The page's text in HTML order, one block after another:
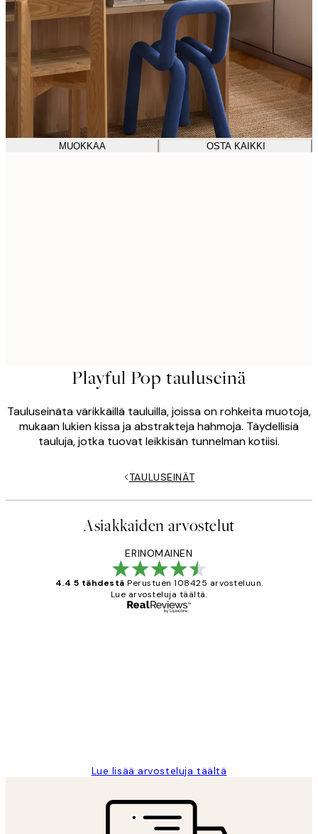
MUOKKAA OSTA KAIKKI
Playful Pop tauluseinä
Tauluseinäta värikkäillä tauluilla, joissa on rohkeita muotoja,
mukaan lukien kissa ja abstrakteja hahmoja. Täydellisiä
tauluja, jotka tuovat leikkisän tunnelman kotiisi.
TAULUSEINÄT
Asiakkaiden arvostelut
ERINOMAINEN
4.4 5 tähdestä Perustuen 108425 arvosteluun.
Lue arvosteluja täältä.
Lue lisää arvosteluja täältä